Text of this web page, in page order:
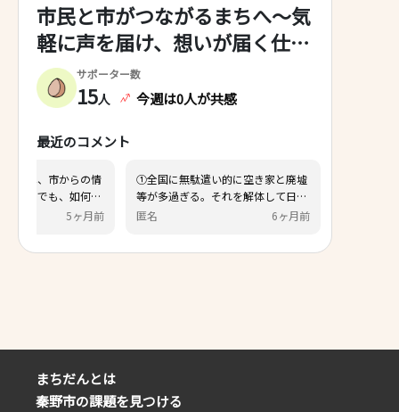
市民と市がつながるまちへ～気
軽に声を届け、想いが届く仕組
みづくり～
サポーター数
15人 今週は0人が共感
最近のコメント
いては、市からの情
データでも、如何に
けることができるか
う、働きかけをし
ていく予定です。
5ヶ月前
①全国に無駄遣い的に空き家と廃墟
等が多過ぎる。それを解体して日本
が綺麗になって欲しい。②自然破壊
匿名 6ヶ月前
まちだんとは
秦野市の課題を見つける